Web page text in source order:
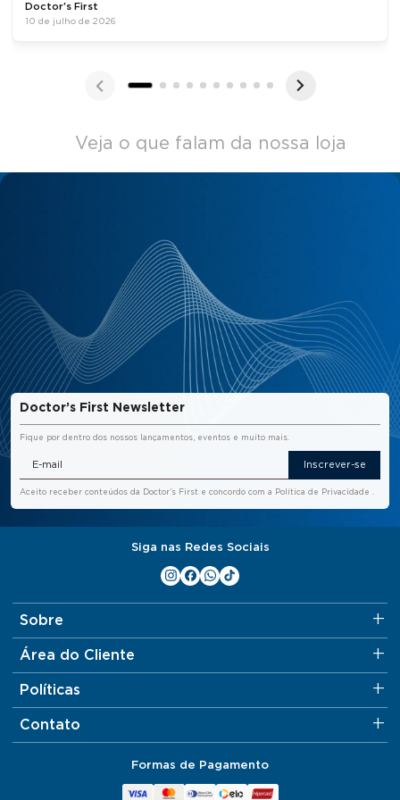
Doctor's First
10 de julho de 2026
Veja o que falam da nossa loja
Doctor’s First Newsletter
Fique por dentro dos nossos lançamentos, eventos e muito mais.
Inscrever-se
Aceito receber conteúdos da Doctor’s First e concordo com a Política de Privacidade
Siga nas Redes Sociais
Sobre
Área do Cliente
Políticas
Contato
Formas de Pagamento